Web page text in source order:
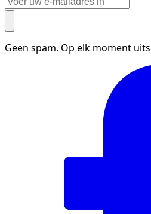
Geen spam. Op elk moment